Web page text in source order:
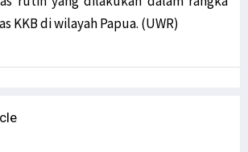
KKB di wilayah Papua. (UWR)